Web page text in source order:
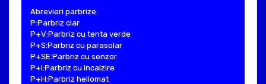
Abrevieri parbrize:
P:Parbriz clar
P+V:Parbriz cu tenta verde
P+S:Parbriz cu parasolar
P+SE:Parbriz cu senzor
P+I:Parbriz cu incalzire
P+H:Parbriz heliomat